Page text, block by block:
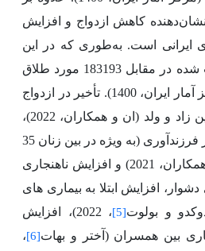
این، آمارهای سال 1399 نشان‌دهنده کاهش ازدواج و افزایش
ایرانی است. به‌طوری که در این
سال، 556731 ازدواج ثبت شده در مقابل 183193 مورد طلاق
به ثبت رسیده است (مرکز آمار ایران، 1400). تأخیر در ازدواج
با پیامدهایی چون نرخ پایین زاد و ولد (ان و همکاران، 2022)،
ناباروری ناشی از تأخیر در فرزندآوری (به ویژه در بین زنان 35
ساله و بالاتر) (حسینی و همکاران، 2021) و افزایش ناهنجاری
افزایش ابتلا به بیماری های
و بولوت[5]
، 2022)، افزایش
بین همسران (آختر و بهات[6]،